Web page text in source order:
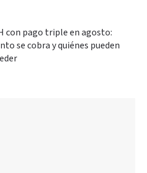
con pago triple en agosto:
se cobra y quiénes pueden